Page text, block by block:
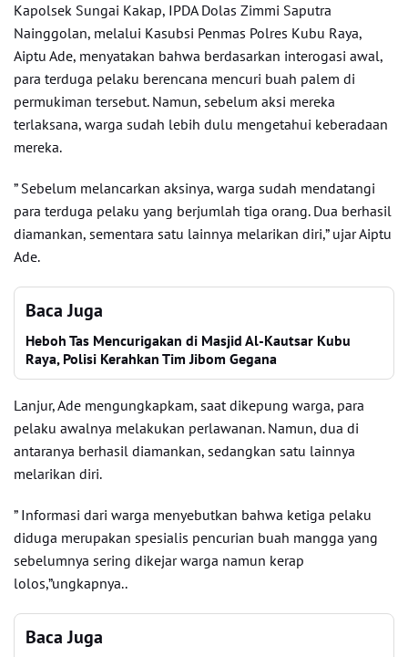
Kapolsek Sungai Kakap, IPDA Dolas Zimmi Saputra
Nainggolan, melalui Kasubsi Penmas Polres Kubu Raya,
Aiptu Ade, menyatakan bahwa berdasarkan interogasi awal,
para terduga pelaku berencana mencuri buah palem di
permukiman tersebut. Namun, sebelum aksi mereka
terlaksana, warga sudah lebih dulu mengetahui keberadaan
mereka.
” Sebelum melancarkan aksinya, warga sudah mendatangi
para terduga pelaku yang berjumlah tiga orang. Dua berhasil
diamankan, sementara satu lainnya melarikan diri,” ujar Aiptu
Ade.
Baca Juga
Heboh Tas Mencurigakan di Masjid Al-Kautsar Kubu
Raya, Polisi Kerahkan Tim Jibom Gegana
Lanjur, Ade mengungkapkam, saat dikepung warga, para
pelaku awalnya melakukan perlawanan. Namun, dua di
antaranya berhasil diamankan, sedangkan satu lainnya
melarikan diri.
” Informasi dari warga menyebutkan bahwa ketiga pelaku
diduga merupakan spesialis pencurian buah mangga yang
sebelumnya sering dikejar warga namun kerap
lolos,”ungkapnya..
Baca Juga